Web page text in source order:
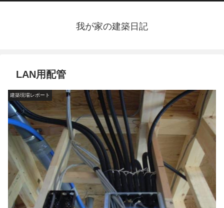
我が家の建築日記
LAN用配管
建築現場レポート